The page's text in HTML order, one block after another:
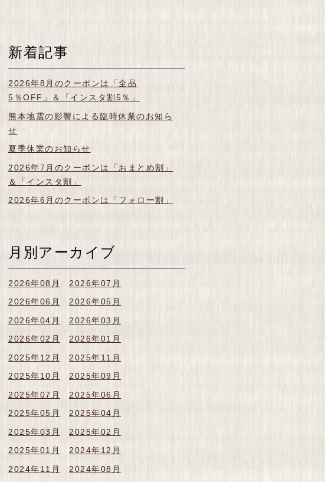
新着記事
2026年8月のクーポンは「全品
5％OFF」＆「インスタ割5％」
熊本地震の影響による臨時休業のお知ら
せ
夏季休業のお知らせ
2026年7月のクーポンは「おまとめ割」
＆「インスタ割」
2026年6月のクーポンは「フォロー割」
月別アーカイブ
2026年08月
2026年07月
2026年06月
2026年05月
2026年04月
2026年03月
2026年02月
2026年01月
2025年12月
2025年11月
2025年10月
2025年09月
2025年07月
2025年06月
2025年05月
2025年04月
2025年03月
2025年02月
2025年01月
2024年12月
2024年11月
2024年08月